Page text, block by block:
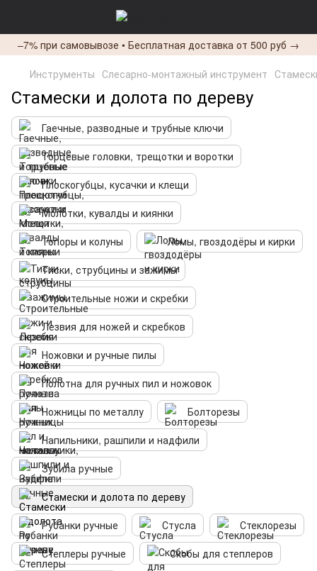
–7% при самовывозе • Бесплатная доставка от 500 руб →
Инструменты Слесарно-монтажный инструмент
Стамески и долота по дереву
Гаечные, разводные и трубные ключи
Торцевые головки, трещотки и воротки
Плоскогубцы, кусачки и клещи
Молотки, кувалды и киянки
Топоры и колуны
Ломы, гвоздодёры и кирки
Тиски, струбцины и зажимы
Строительные ножи и скребки
Лезвия для ножей и скребков
Ножовки и ручные пилы
Полотна для ручных пил и ножовок
Ножницы по металлу
Болторезы
Напильники, рашпили и надфили
Зубила ручные
Стамески и долота по дереву
Рубанки ручные
Стусла
Стеклорезы
Степлеры ручные
Скобы для степлеров